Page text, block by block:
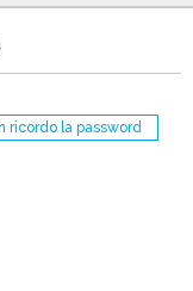
ricordo la password